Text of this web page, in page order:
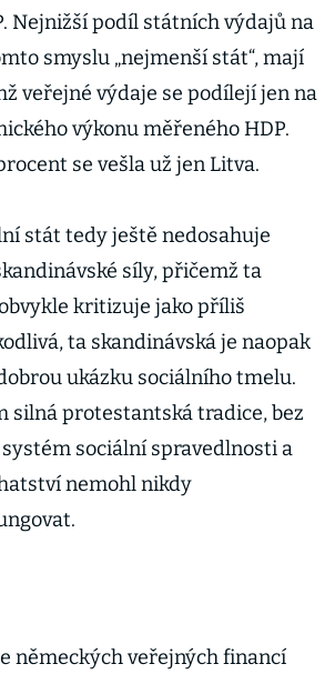
Nejnižší podíl státních výdajů na
smyslu „nejmenší stát“, mají
veřejné výdaje se podílejí jen na
výkonu měřeného HDP.
se vešla už jen Litva.
stát tedy ještě nedosahuje
síly, přičemž ta
kritizuje jako příliš
ta skandinávská je naopak
ukázku sociálního tmelu.
silná protestantská tradice, bez
sociální spravedlnosti a
nemohl nikdy
německých veřejných financí